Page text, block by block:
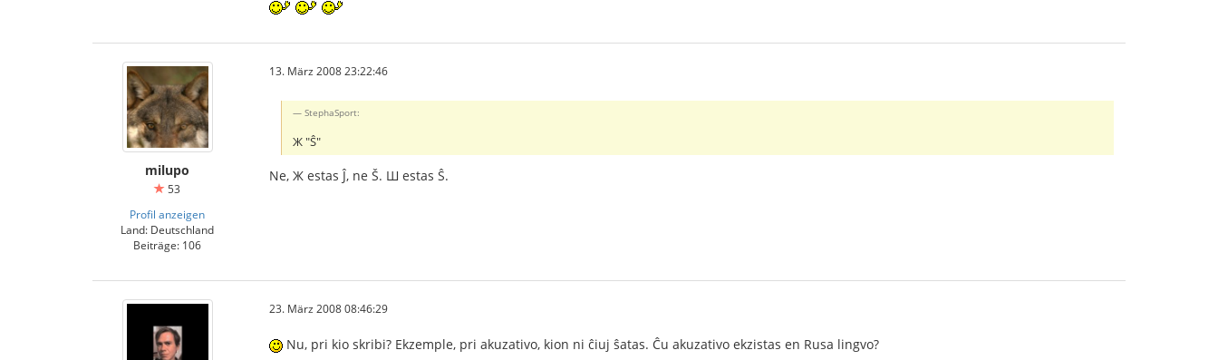
milupo
53
Profil anzeigen
Land: Deutschland
Beiträge: 106
13. März 2008 23:22:46
StephaSport:
Ж "Ŝ"
Ne, Ж estas Ĵ, ne Š. Ш estas Ŝ.
23. März 2008 08:46:29
Nu, pri kio skribi? Ekzemple, pri akuzativo, kion ni ĉiuj ŝatas. Ĉu akuzativo ekzistas en Rusa lingvo?